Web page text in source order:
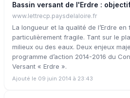
Bassin versant de l'Erdre :
www.lettrecp.paysdelaloire.fr
La longueur et la qualité de l’Erdre
particulièrement fragile. Tant sur le
milieux ou des eaux. Deux enjeux
programme d’action 2014-2016 du
Versant « Erdre ».
Ajouté le 09 juin 2014 à 23:43